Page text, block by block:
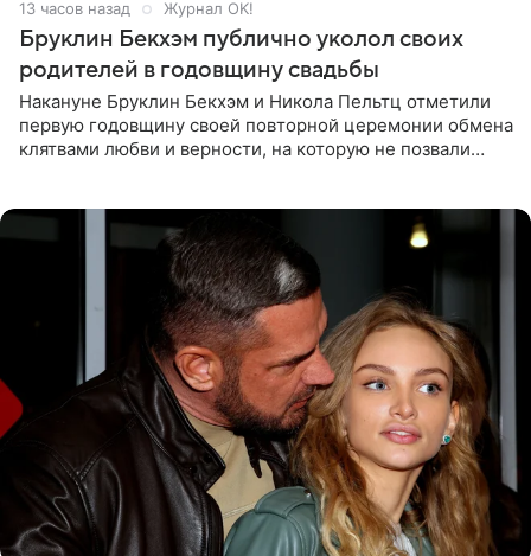
13 часов назад Журнал OK!
Бруклин Бекхэм публично уколол своих
родителей в годовщину свадьбы
Накануне Бруклин Бекхэм и Никола Пельтц отметили
первую годовщину своей повторной церемонии обмена
клятвами любви и верности, на которую не позвали